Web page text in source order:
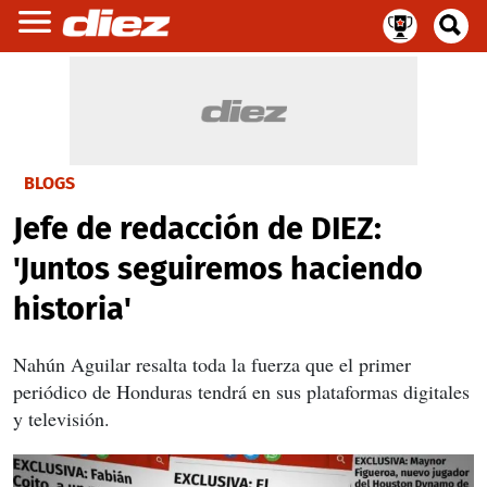
BLOGS
Jefe de redacción de DIEZ:
'Juntos seguiremos haciendo
historia'
Nahún Aguilar resalta toda la fuerza que el primer
periódico de Honduras tendrá en sus plataformas digitales
y televisión.